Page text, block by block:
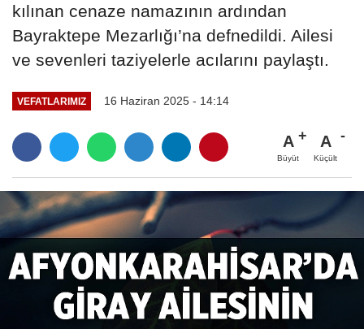
kılınan cenaze namazının ardından
Bayraktepe Mezarlığı’na defnedildi. Ailesi
ve sevenleri taziyelerle acılarını paylaştı.
VEFATLARIMIZ 16 Haziran 2025 - 14:14
A
Büyüt
A
Küçült